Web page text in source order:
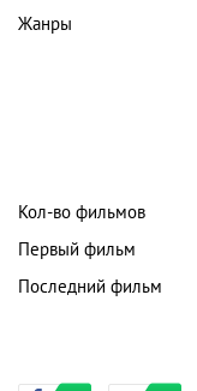
Жанры
Кол-во фильмов
Первый фильм
Последний фильм